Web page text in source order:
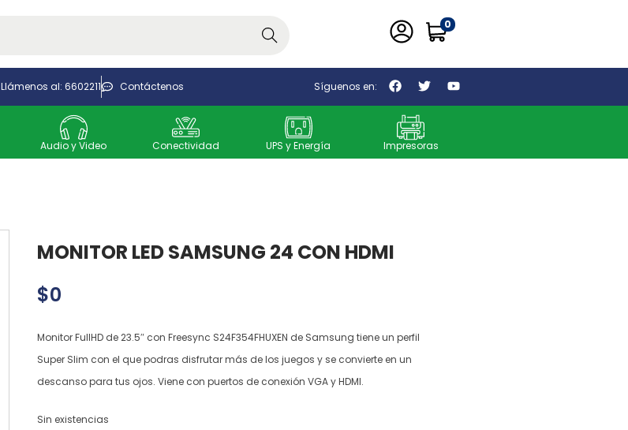
Buscar
0
Llámenos al: 6602211 Contáctenos Síguenos en:
Audio y Video Conectividad UPS y Energía Impresoras
MONITOR LED SAMSUNG 24 CON HDMI
$0
Monitor FullHD de 23.5″ con Freesync S24F354FHUXEN de Samsung tiene un perfil
Super Slim con el que podras disfrutar más de los juegos y se convierte en un
descanso para tus ojos. Viene con puertos de conexión VGA y HDMI.
Sin existencias